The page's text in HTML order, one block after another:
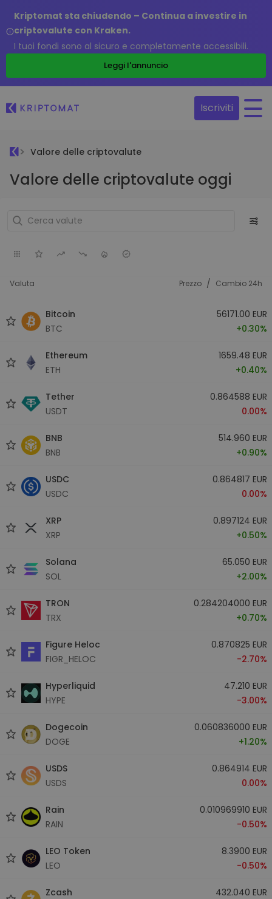
Kriptomat sta chiudendo – Continua a investire in
criptovalute con Kraken.
I tuoi fondi sono al sicuro e completamente accessibili.
Leggi l'annuncio
Iscriviti
Valore delle criptovalute
Valore delle criptovalute oggi
Valuta Prezzo / Cambio 24h
Bitcoin
BTC
56171.00 EUR
+0.30%
Ethereum
ETH
1659.48 EUR
+0.40%
Tether
USDT
0.864588 EUR
0.00%
BNB
BNB
514.960 EUR
+0.90%
USDC
USDC
0.864817 EUR
0.00%
XRP
XRP
0.897124 EUR
+0.50%
Solana
SOL
65.050 EUR
+2.00%
TRON
TRX
0.284204000 EUR
+0.70%
Figure Heloc
FIGR_HELOC
0.870825 EUR
-2.70%
Hyperliquid
HYPE
47.210 EUR
-3.00%
Dogecoin
DOGE
0.060836000 EUR
+1.20%
USDS
USDS
0.864914 EUR
0.00%
Rain
RAIN
0.010969910 EUR
-0.50%
LEO Token
LEO
8.3900 EUR
-0.50%
Zcash
432.040 EUR